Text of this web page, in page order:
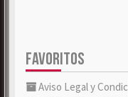
FAVORITOS
Aviso Legal y